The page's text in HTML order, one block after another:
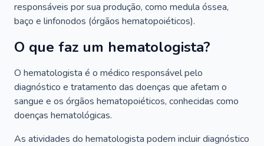
responsáveis por sua produção, como medula óssea,
baço e linfonodos (órgãos hematopoiéticos).
O que faz um hematologista?
O hematologista é o médico responsável pelo
diagnóstico e tratamento das doenças que afetam o
sangue e os órgãos hematopoiéticos, conhecidas como
doenças hematológicas.
As atividades do hematologista podem incluir diagnóstico